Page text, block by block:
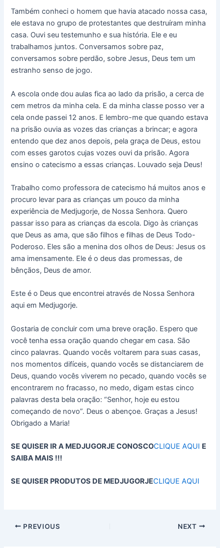
Também conheci o homem que havia atacado nossa casa,
ele estava no grupo de protestantes que destruíram minha
casa. Ouvi seu testemunho e sua história. Ele e eu
trabalhamos juntos. Conversamos sobre paz,
conversamos sobre perdão, sobre Jesus, Deus tem um
estranho senso de jogo.
A escola onde dou aulas fica ao lado da prisão, a cerca de
cem metros da minha cela. E da minha classe posso ver a
cela onde passei 12 anos. E lembro-me que quando estava
na prisão ouvia as vozes das crianças a brincar; e agora
entendo que dez anos depois, pela graça de Deus, estou
com esses garotos cujas vozes ouvi da prisão. Agora
ensino o catecismo a essas crianças. Louvado seja Deus!
Trabalho como professora de catecismo há muitos anos e
procuro levar para as crianças um pouco da minha
experiência de Medjugorje, de Nossa Senhora. Quero
passar isso para as crianças da escola. Digo às crianças
que Deus as ama, que são filhos e filhas de Deus Todo-
Poderoso. Eles são a menina dos olhos de Deus: Jesus os
ama imensamente. Ele é o deus das promessas, de
bênçãos, Deus de amor.
Este é o Deus que encontrei através de Nossa Senhora
aqui em Medjugorje.
Gostaria de concluir com uma breve oração. Espero que
você tenha essa oração quando chegar em casa. São
cinco palavras. Quando vocês voltarem para suas casas,
nos momentos difíceis, quando vocês se distanciarem de
Deus, quando vocês viverem no pecado, quando vocês se
encontrarem no fracasso, no medo, digam estas cinco
palavras desta bela oração: “Senhor, hoje eu estou
começando de novo”. Deus o abençoe. Graças a Jesus!
Obrigado a Maria!
SE QUISER IR A MEDJUGORJE CONOSCOCLIQUE AQUI E
SAIBA MAIS !!!
SE QUISER PRODUTOS DE MEDJUGORJECLIQUE AQUI
PREVIOUS NEXT